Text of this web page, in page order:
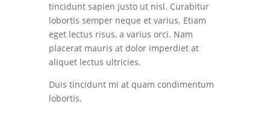
tincidunt sapien justo ut nisl. Curabitur
lobortis semper neque et varius. Etiam
eget lectus risus, a varius orci. Nam
placerat mauris at dolor imperdiet at
aliquet lectus ultricies.
Duis tincidunt mi at quam condimentum
lobortis.